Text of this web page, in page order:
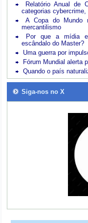
Relatório Anual de
categorias
A Copa do Mundo
mercantilismo
Por que a mídia e
escândalo do Master?
Uma guerra por
Fórum Mundial alerta
Quando o país
Siga-nos no X